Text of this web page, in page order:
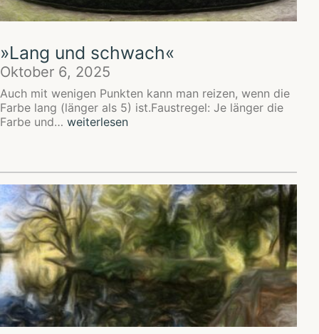
»Lang und schwach«
Oktober 6, 2025
Auch mit wenigen Punkten kann man reizen, wenn die
Farbe lang (länger als 5) ist.Faustregel: Je länger die
Farbe und… »Lang
weiterlesen